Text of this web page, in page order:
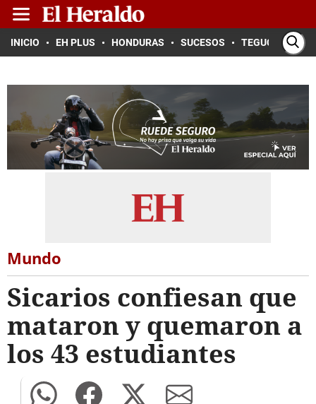
INICIO EH PLUS HONDURAS SUCESOS TEGUCIGALPA
Mundo
Sicarios confiesan que
mataron y quemaron a
los 43 estudiantes